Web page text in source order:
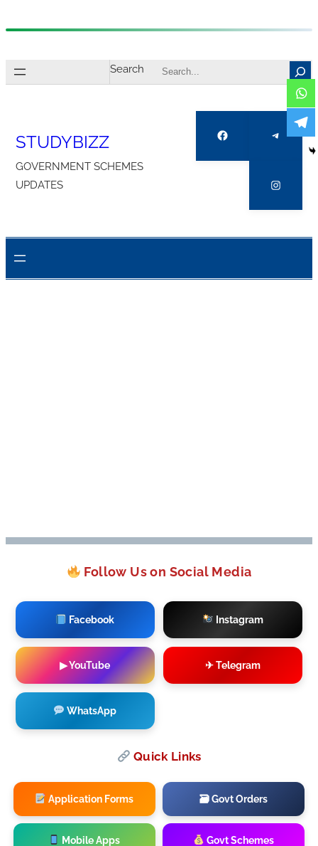
to
Search
STUDYBIZZ
GOVERNMENT SCHEMES
UPDATES
Facebook
Follow Us on Social Media
Facebook Instagram
▶ YouTube ✈ Telegram
WhatsApp
Quick Links
Application Forms 🗃 Govt Orders
Mobile Apps Govt Schemes